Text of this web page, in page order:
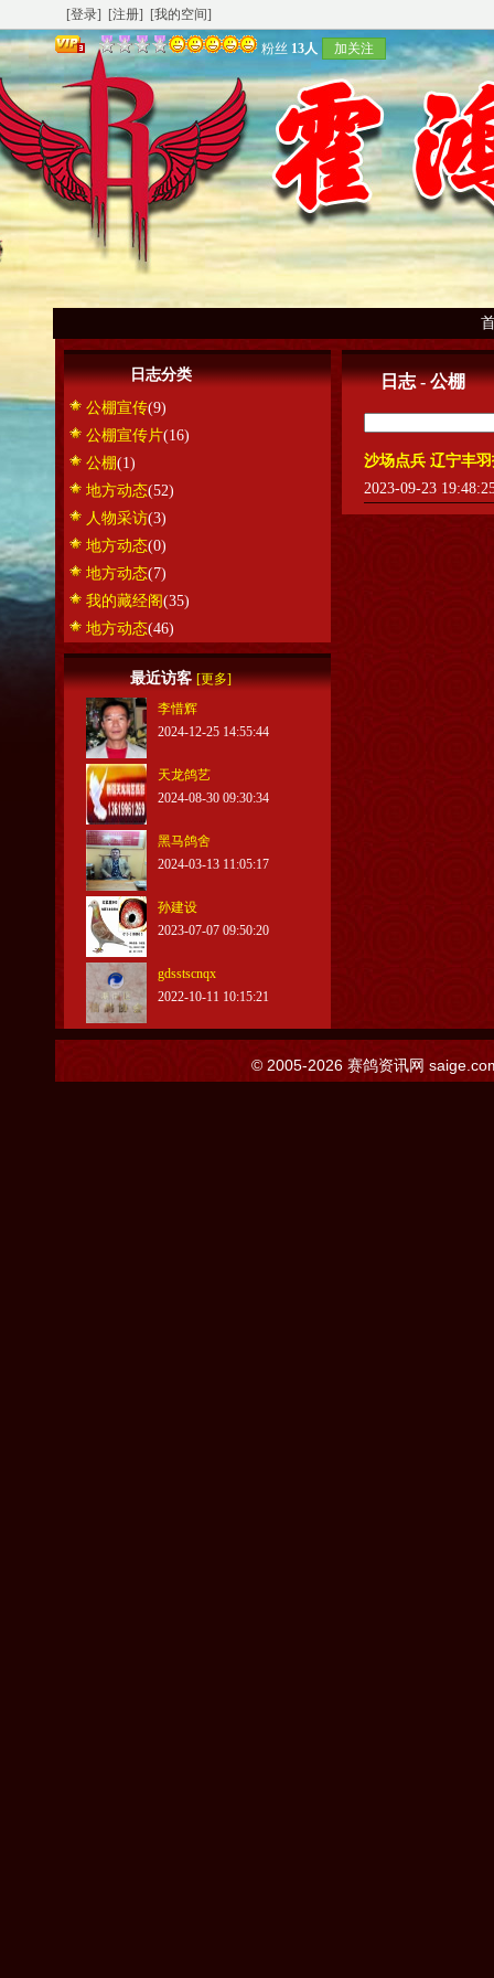
[登录] [注册] [我的空间]
粉丝 13人 加关注
日志分类
公棚宣传(9)
公棚宣传片(16)
公棚(1)
地方动态(52)
人物采访(3)
地方动态(0)
地方动态(7)
我的藏经阁(35)
地方动态(46)
最近访客[更多]
李惜辉
2024-12-25 14:55:44
天龙鸽艺
2024-08-30 09:30:34
黑马鸽舍
2024-03-13 11:05:17
孙建设
2023-07-07 09:50:20
gdsstscnqx
2022-10-11 10:15:21
日志 - 公棚
沙场点兵 辽宁丰
2023-09-23
© 2005-2026 赛鸽资讯网